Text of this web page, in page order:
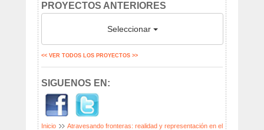
PROYECTOS ANTERIORES
Seleccionar
<< VER TODOS LOS PROYECTOS >>
SIGUENOS EN:
Inicio
Atravesando fronteras: realidad y representación en el